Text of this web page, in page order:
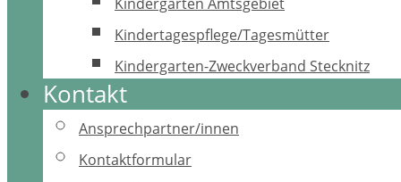
Kindertagespflege/Tagesmütter
Kindergarten-Zweckverband Stecknitz
Kontakt
Ansprechpartner/innen
Kontaktformular